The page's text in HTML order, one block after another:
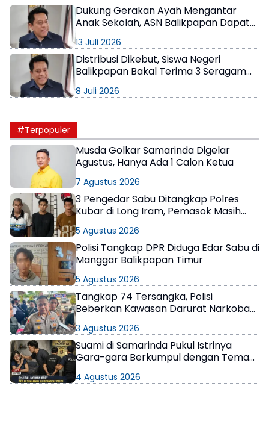
Dukung Gerakan Ayah Mengantar
Anak Sekolah, ASN Balikpapan Dapat
13 Juli 2026
Distribusi Dikebut, Siswa Negeri
Balikpapan Bakal Terima 3 Seragam
8 Juli 2026
#Terpopuler
Musda Golkar Samarinda Digelar
Agustus, Hanya Ada 1 Calon Ketua
7 Agustus 2026
3 Pengedar Sabu Ditangkap Polres
Kubar di Long Iram, Pemasok Masih
5 Agustus 2026
Polisi Tangkap DPR Diduga Edar Sabu di
Manggar Balikpapan Timur
5 Agustus 2026
Tangkap 74 Tersangka, Polisi
Beberkan Kawasan Darurat Narkoba
3 Agustus 2026
Suami di Samarinda Pukul Istrinya
Gara-gara Berkumpul dengan Teman
4 Agustus 2026